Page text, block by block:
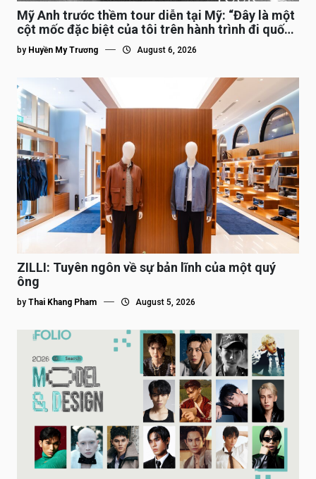
Mỹ Anh trước thềm tour diễn tại Mỹ: “Đây là một
cột mốc đặc biệt của tôi trên hành trình đi quốc
tế”
by Huyền My Trương August 6, 2026
ZILLI: Tuyên ngôn về sự bản lĩnh của một quý
ông
by Thai Khang Pham August 5, 2026